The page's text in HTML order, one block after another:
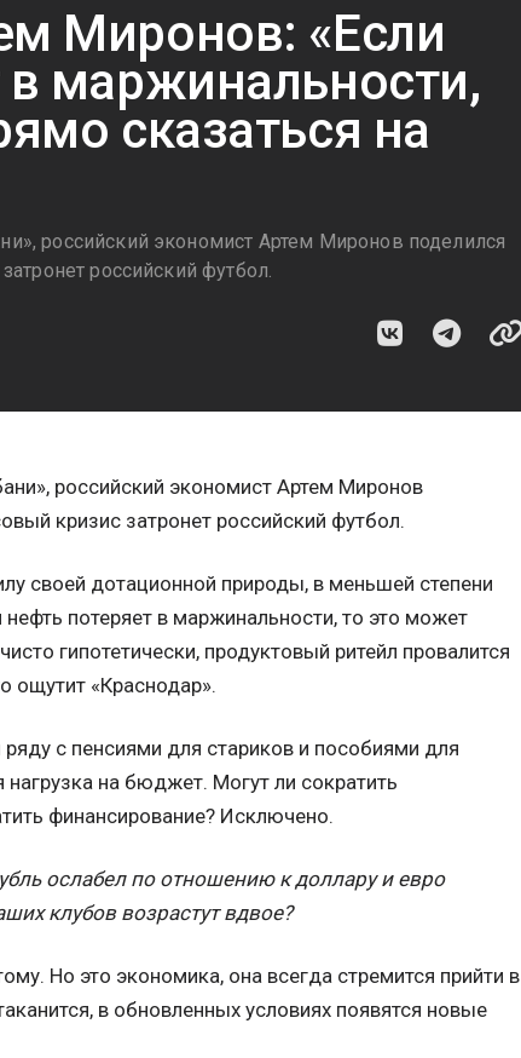
Миронов: «Если
в маржинальности,
сказаться на
российский экономист Артем Миронов поделился
российский футбол.
российский экономист Артем Миронов
кризис затронет российский футбол.
своей дотационной природы, в меньшей степени
потеряет в маржинальности, то это может
гипотетически, продуктовый ритейл провалится
ощутит «Краснодар».
с пенсиями для стариков и пособиями для
на бюджет. Могут ли сократить
финансирование? Исключено.
ослабел по отношению к доллару и евро
клубов возрастут вдвое?
Но это экономика, она всегда стремится прийти в
в обновленных условиях появятся новые